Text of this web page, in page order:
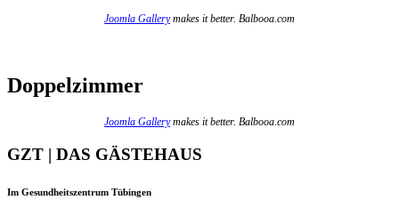
Joomla Gallerymakes it better. Balbooa.com
Doppelzimmer
Joomla Gallerymakes it better. Balbooa.com
GZT | DAS GÄSTEHAUS
Im Gesundheitszentrum Tübingen